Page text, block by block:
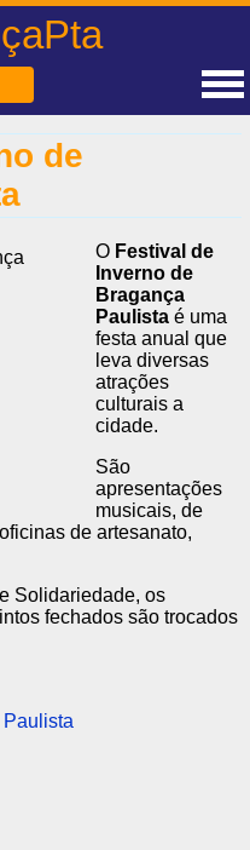
de
O Festival de
Inverno de
Bragança
Paulista é uma
festa anual que
leva diversas
atrações
culturais a
cidade.
São
apresentações
musicais, de
de artesanato,
Solidariedade, os
fechados são trocados